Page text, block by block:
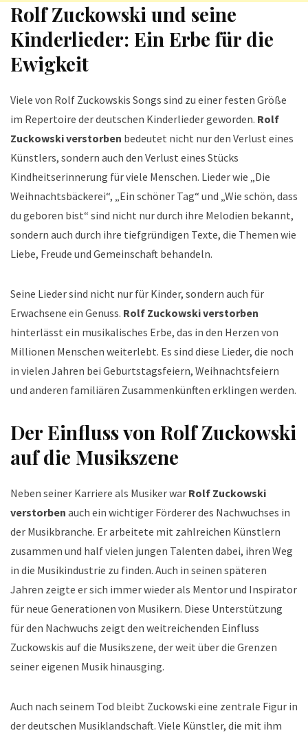
Rolf Zuckowski und seine
Kinderlieder: Ein Erbe für die
Ewigkeit
Viele von Rolf Zuckowskis Songs sind zu einer festen Größe
im Repertoire der deutschen Kinderlieder geworden. Rolf
Zuckowski verstorben bedeutet nicht nur den Verlust eines
Künstlers, sondern auch den Verlust eines Stücks
Kindheitserinnerung für viele Menschen. Lieder wie „Die
Weihnachtsbäckerei“, „Ein schöner Tag“ und „Wie schön, dass
du geboren bist“ sind nicht nur durch ihre Melodien bekannt,
sondern auch durch ihre tiefgründigen Texte, die Themen wie
Liebe, Freude und Gemeinschaft behandeln.
Seine Lieder sind nicht nur für Kinder, sondern auch für
Erwachsene ein Genuss. Rolf Zuckowski verstorben
hinterlässt ein musikalisches Erbe, das in den Herzen von
Millionen Menschen weiterlebt. Es sind diese Lieder, die noch
in vielen Jahren bei Geburtstagsfeiern, Weihnachtsfeiern
und anderen familiären Zusammenkünften erklingen werden.
Der Einfluss von Rolf Zuckowski
auf die Musikszene
Neben seiner Karriere als Musiker war Rolf Zuckowski
verstorben auch ein wichtiger Förderer des Nachwuchses in
der Musikbranche. Er arbeitete mit zahlreichen Künstlern
zusammen und half vielen jungen Talenten dabei, ihren Weg
in die Musikindustrie zu finden. Auch in seinen späteren
Jahren zeigte er sich immer wieder als Mentor und Inspirator
für neue Generationen von Musikern. Diese Unterstützung
für den Nachwuchs zeigt den weitreichenden Einfluss
Zuckowskis auf die Musikszene, der weit über die Grenzen
seiner eigenen Musik hinausging.
Auch nach seinem Tod bleibt Zuckowski eine zentrale Figur in
der deutschen Musiklandschaft. Viele Künstler, die mit ihm